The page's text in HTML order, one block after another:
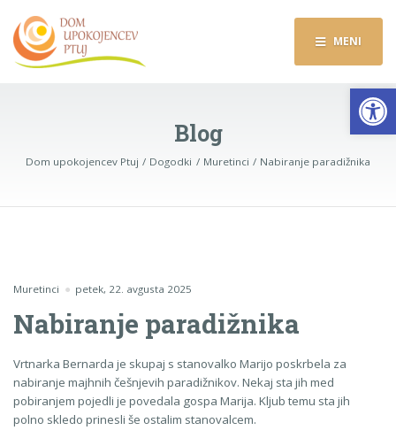
MENI
Blog
Dom upokojencev Ptuj Dogodki Muretinci Nabiranje paradižnika
Muretinci petek, 22. avgusta 2025
Nabiranje paradižnika
Vrtnarka Bernarda je skupaj s stanovalko Marijo poskrbela za
nabiranje majhnih češnjevih paradižnikov. Nekaj sta jih med
pobiranjem pojedli je povedala gospa Marija. Kljub temu sta jih
polno skledo prinesli še ostalim stanovalcem.